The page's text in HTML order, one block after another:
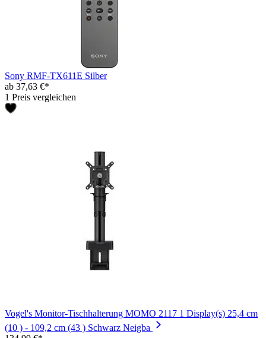
Sony RMF-TX611E Silber
ab 37,63 €*
1 Preis vergleichen
Vogel's Monitor-Tischhalterung MOMO 2117 1 Display(s) 25,4 cm
(10 ) - 109,2 cm (43 ) Schwarz Neigba